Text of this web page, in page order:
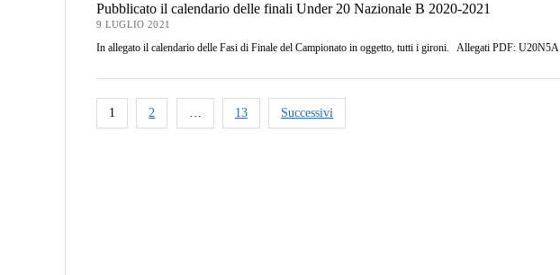
Pubblicato il calendario delle finali Under 20 Nazionale B 2020-2021
9 LUGLIO 2021
In allegato il calendario delle Fasi di Finale del Campionato in oggetto, tutti i gironi. Allegati PDF: U20N5A
1 2 … 13 Successivi